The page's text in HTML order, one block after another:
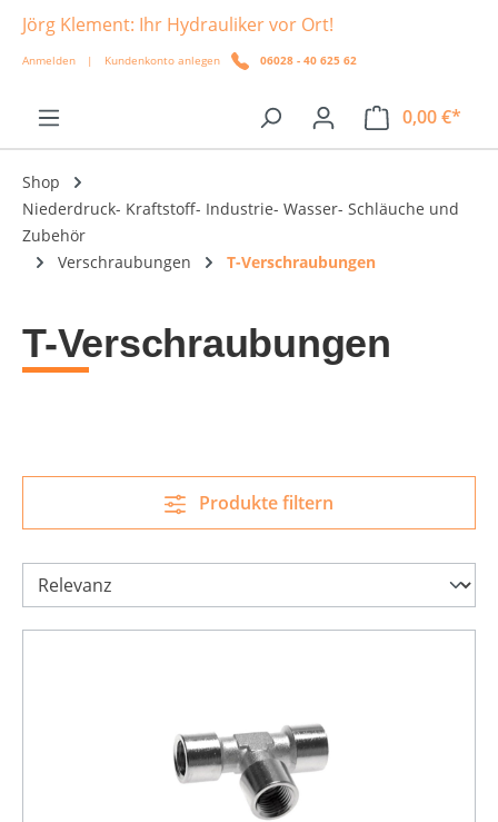
springen
Jörg Klement: Ihr Hydrauliker vor Ort!
Anmelden | Kundenkonto anlegen 06028 - 40 625 62
0,00 €*
Shop
Niederdruck- Kraftstoff- Industrie- Wasser- Schläuche und
Zubehör
Verschraubungen
T-Verschraubungen
T-Verschraubungen
Produkte filtern